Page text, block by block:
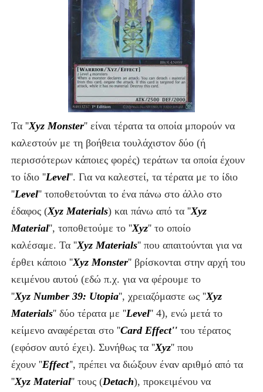
Τα ''Xyz Monster'' είναι τέρατα τα οποία μπορούν να
καλεστούν με τη βοήθεια τουλάχιστον δύο (ή
περισσότερων κάποιες φορές) τεράτων τα οποία έχουν
το ίδιο ''Level''. Για να καλεστεί, τα τέρατα με το ίδιο
''Level'' τοποθετούνται το ένα πάνω στο άλλο στο
έδαφος (Xyz Materials) και πάνω από τα ''Xyz
Material'', τοποθετούμε το ''Xyz'' το οποίο
καλέσαμε. Τα ''Xyz Materials'' που απαιτούνται για να
έρθει κάποιο ''Xyz Monster'' βρίσκονται στην αρχή του
κειμένου αυτού (εδώ π.χ. για να φέρουμε το
''Xyz Number 39: Utopia'', χρειαζόμαστε ως ''Xyz
Materials'' δύο τέρατα με ''Level'' 4), ενώ μετά το
κείμενο αναφέρεται στο ''Card Effect'' του τέρατος
(εφόσον αυτό έχει). Συνήθως τα ''Xyz'' που
έχουν ''Effect'', πρέπει να διώξουν έναν αριθμό από τα
''Xyz Material'' τους (Detach), προκειμένου να